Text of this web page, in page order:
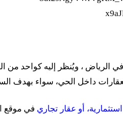
في الرياض ، ويُنظر إليه كواحد من
داخل الحي، سواء بهدف
أو عقار تجاري في موقع